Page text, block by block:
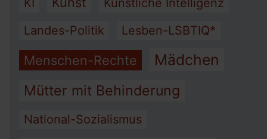
KI
Künstliche Intelligenz
Landes-Politik
Lesben-LSBTIQ*
Menschen-Rechte Mädchen
Mütter mit Behinderung
National-Sozialismus